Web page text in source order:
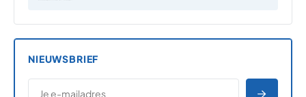
NIEUWSBRIEF
E-MAILADRES
*